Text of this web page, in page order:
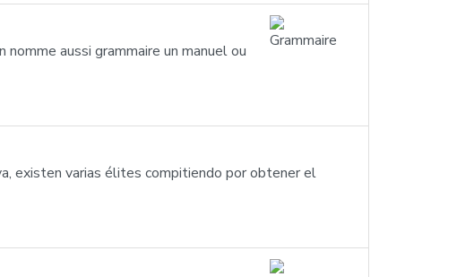
aussi grammaire un manuel ou
existen varias élites compitiendo por obtener el